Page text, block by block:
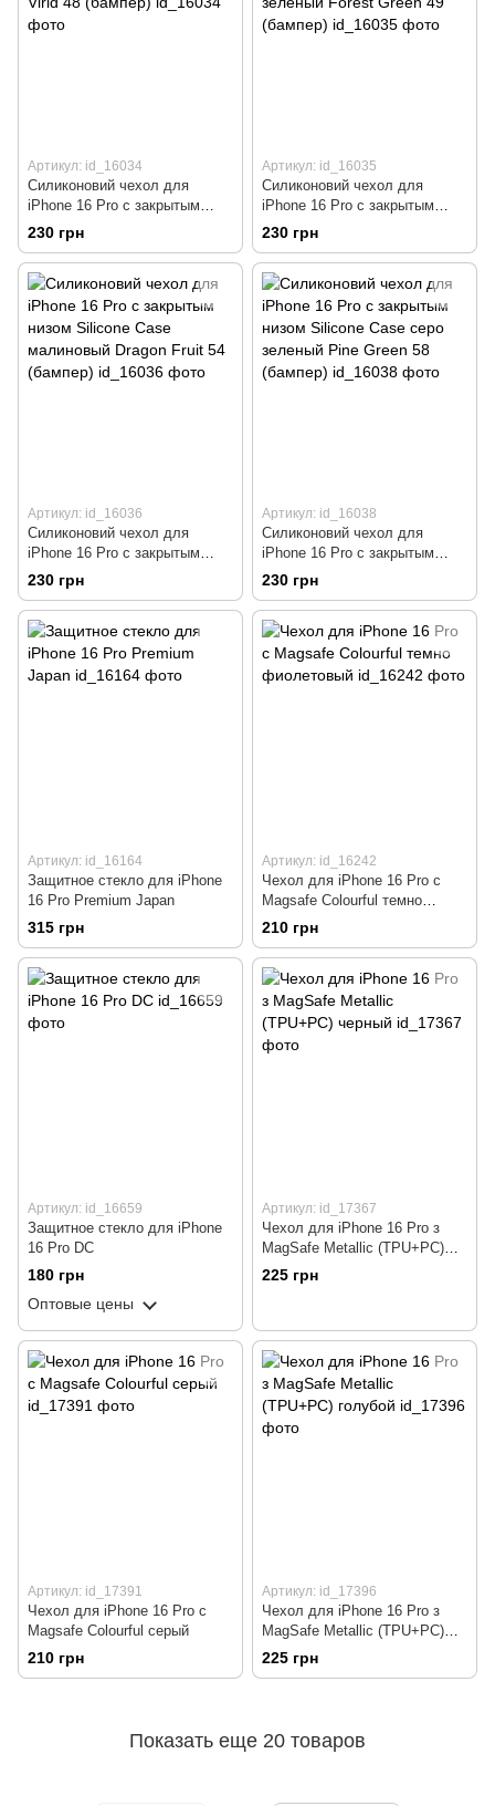
Артикул: id_16034
Силиконовий чехол для
iPhone 16 Pro с закрытым
низом Silicone Case хаки Virid
48 (бампер)
230 грн
Артикул: id_16035
Силиконовий чехол для
iPhone 16 Pro с закрытым
низом Silicone Case темно
зеленый Forest Green 49
(бампер)
230 грн
Артикул: id_16036
Силиконовий чехол для
iPhone 16 Pro с закрытым
низом Silicone Case
малиновый Dragon Fruit 54
(бампер)
230 грн
Артикул: id_16038
Силиконовий чехол для
iPhone 16 Pro с закрытым
низом Silicone Case серо
зеленый Pine Green 58
(бампер)
230 грн
Артикул: id_16164
Защитное стекло для iPhone
16 Pro Premium Japan
315 грн
Артикул: id_16242
Чехол для iPhone 16 Pro с
Magsafe Colourful темно
фиолетовый
210 грн
Артикул: id_16659
Защитное стекло для iPhone
16 Pro DC
180 грн
Оптовые цены
Артикул: id_17367
Чехол для iPhone 16 Pro з
MagSafe Metallic (TPU+PC)
черный
225 грн
Артикул: id_17391
Чехол для iPhone 16 Pro с
Magsafe Colourful серый
210 грн
Артикул: id_17396
Чехол для iPhone 16 Pro з
MagSafe Metallic (TPU+PC)
голубой
225 грн
Показать еще 20 товаров